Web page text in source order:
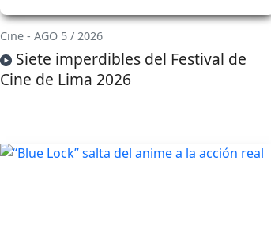
Cine - AGO 5 / 2026
Siete imperdibles del Festival de
Cine de Lima 2026